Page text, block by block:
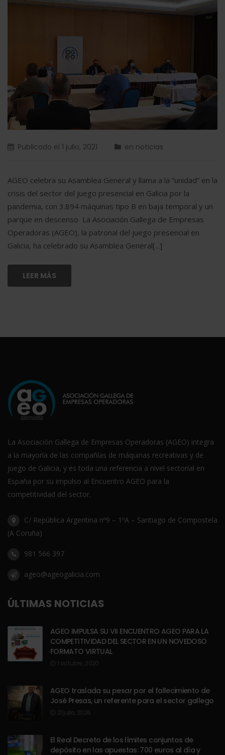
Publicado el 1 julio, 2021 en noticias
AGEO celebra su Asamblea General y llama a la “unidad” en la
crisis del sector del juego presencial en Galicia por la
pandemia, con 3.894 máquinas tipo B en baja temporal y un
parque en descenso La Asociación Gallega de Empresas
Operadoras (AGEO), la patronal del juego presencial en
Galicia, ha celebrado su Asamblea General[...]
LEER MÁS
La Asociación Gallega de Empresas Operadoras (AGEO) integra
a la mayoría de las compañías de máquinas recreativas y de
juego de Galicia, y es toda una referencia a nivel sectorial en
España por su impulso al Encuentro AGEO para la
competitividad del sector.
C/ República Argentina nº9 – 1ºA – Santiago de Compostela
(A Coruña)
981 566 397
ageo@ageogalicia.com
ÚLTIMAS NOTICIAS
AGEO IMPULSA SU VII ENCUENTRO AGEO PARA LA
COMPETITIVIDAD DEL SECTOR EN UN NOVEDOSO
FORMATO VIRTUAL
AGEO traslada su pesar por el fallecimiento de
José Presas, un referente para el sector gallego
El Real Decreto de los límites conjuntos de
depósito en las apuestas: 700 euros al día y